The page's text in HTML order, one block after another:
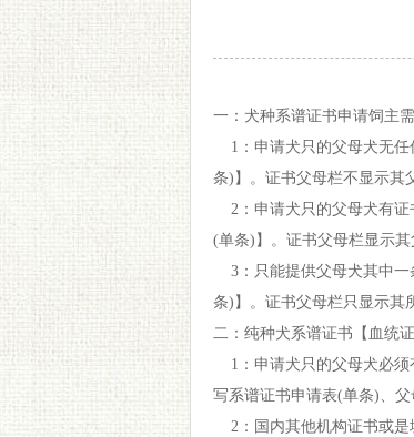
一：犬种系谱证书申请饲主
1：申请犬只的父母犬无任
条)】。证书父母栏不显示其
2：申请犬只的父母犬有证
(单条)】。证书父母栏显示其
3：只能提供父母犬其中一
条)】。证书父母栏只显示其
二：纯种犬系谱证书【血统
1：申请犬只的父母犬必须
写系谱证书申请表(单条)、
2：国内其他机构证书或是